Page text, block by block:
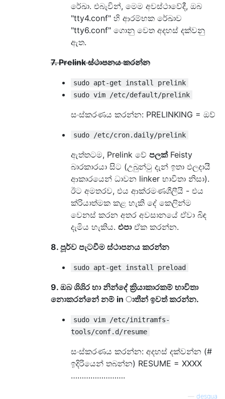
රේඛා. එබැවින්, මෙම අවස්ථාවේදී, ඔබ
"tty4.conf" හි ආරම්භක රේඛාව
"tty6.conf" ගොනු වෙත අදහස් දක්වනු
ඇත.
7. Prelink ස්ථාපනය කරන්න
sudo apt-get install prelink
sudo vim /etc/default/prelink
සංස්කරණය කරන්න: PRELINKING = ඔව්
sudo /etc/cron.daily/prelink
ඇත්තටම, Prelink වේ පලක්Feisty
බාරකාරයා සිට (උබුන්ටු දැන් ඉතා ඵලදායී
ආකාරයෙන් ධාවන linker භාවිතා නිසා).
ඊට අමතරව, එය ආක්රමණශීලීයි - එය
ක්රියාත්මක කළ හැකි දේ කෙලින්ම
වෙනස් කරන අතර අවසානයේ ඒවා බිඳ
දැමිය හැකිය. එපාඒක කරන්න.
8. පූර්ව පැටවීම ස්ථාපනය කරන්න
sudo apt-get install preload
9. ඔබ ශිශිර හා නින්දේ ක්‍රියාකාරකම් භාවිතා
නොකරන්නේ නම් in ාතීන් ඉවත් කරන්න.
sudo vim /etc/initramfs-
tools/conf.d/resume
සංස්කරණය කරන්න: අදහස් දක්වන්න (#
ඉදිරියෙන් තබන්න) RESUME = XXXX
…………………….
desgua